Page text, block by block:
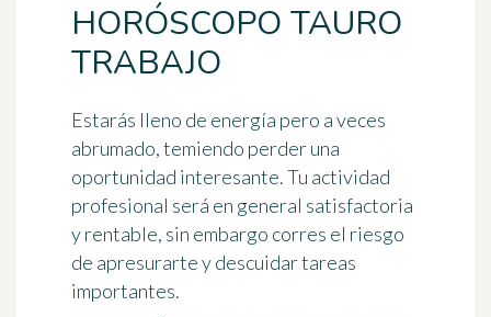
HORÓSCOPO TAURO
TRABAJO
Estarás lleno de energía pero a veces
abrumado, temiendo perder una
oportunidad interesante. Tu actividad
profesional será en general satisfactoria
y rentable, sin embargo corres el riesgo
de apresurarte y descuidar tareas
importantes.